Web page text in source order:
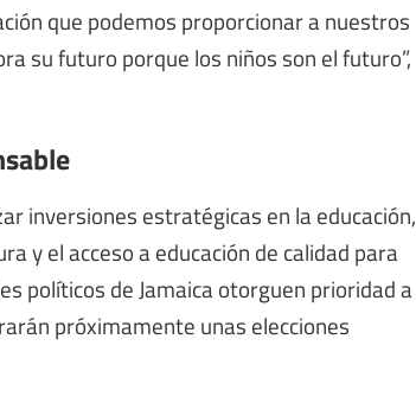
que podemos proporcionar a nuestros
su futuro porque los niños son el futuro”,
inversiones estratégicas en la educación,
y el acceso a educación de calidad para
políticos de Jamaica otorguen prioridad a
próximamente unas elecciones